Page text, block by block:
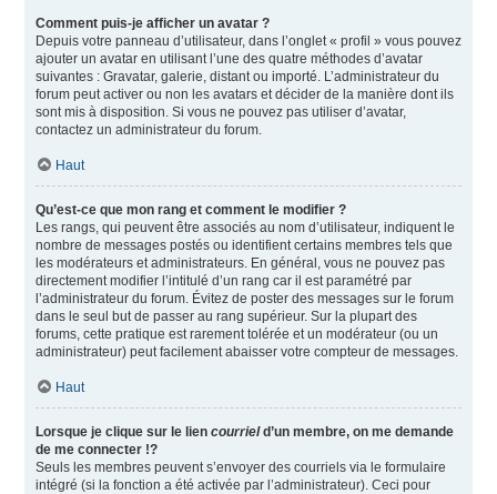
Comment puis-je afficher un avatar ?
Depuis votre panneau d’utilisateur, dans l’onglet « profil » vous pouvez
ajouter un avatar en utilisant l’une des quatre méthodes d’avatar
suivantes : Gravatar, galerie, distant ou importé. L’administrateur du
forum peut activer ou non les avatars et décider de la manière dont ils
sont mis à disposition. Si vous ne pouvez pas utiliser d’avatar,
contactez un administrateur du forum.
Haut
Qu’est-ce que mon rang et comment le modifier ?
Les rangs, qui peuvent être associés au nom d’utilisateur, indiquent le
nombre de messages postés ou identifient certains membres tels que
les modérateurs et administrateurs. En général, vous ne pouvez pas
directement modifier l’intitulé d’un rang car il est paramétré par
l’administrateur du forum. Évitez de poster des messages sur le forum
dans le seul but de passer au rang supérieur. Sur la plupart des
forums, cette pratique est rarement tolérée et un modérateur (ou un
administrateur) peut facilement abaisser votre compteur de messages.
Haut
Lorsque je clique sur le lien courrield’un membre, on me demande
de me connecter !?
Seuls les membres peuvent s’envoyer des courriels via le formulaire
intégré (si la fonction a été activée par l’administrateur). Ceci pour